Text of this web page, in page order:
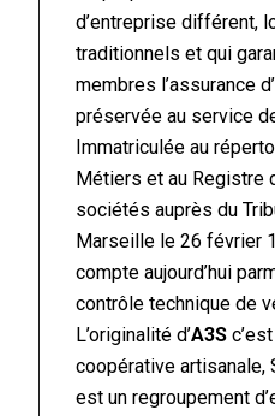
d’entreprise différent,
traditionnels et qui
membres l’assurance
préservée au service
Immatriculée au
Métiers et au Registre
sociétés auprès du
Marseille le 26 février
compte aujourd’hui
contrôle technique de
L’originalité d’A3S
coopérative artisanale,
est un regroupement